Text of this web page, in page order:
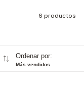
6 productos
Ordenar por:
Más vendidos